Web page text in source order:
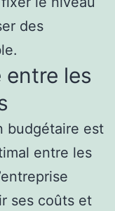
des
entre les
budgétaire est
entre les
ses coûts et